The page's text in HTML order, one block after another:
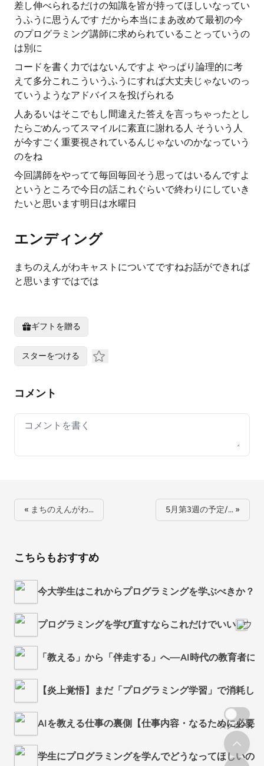
差し伸べられるだけの知識を皆が持ってほしいなってい
うふうに思うんです だから本当にまあ改めて最初の今
のプログラミング講師に求められていることっていうの
は別に
コードを書く力ではないんですよ やっぱり論理的に考
えて多分これこういうふうにすれば大丈夫じゃないのっ
ていうようなアドバイスを投げられる
人あるいはそこでもし間違えた答えを言っちゃったとし
たらごめんってスマイルに素直に謝れる人 そういう人
が今すごく重要視されているんじゃないのかなっていう
のをね
今回講師をやってて毎回毎回そう思ってはいるんですよ
というところで今日の話これぐらいで終わりにしていき
たいと思います明日は水曜日
エンディング
まちのえんがわキャストについてですねお話ができれば
と思いますではでは
ギフトを贈る
スターをつける
コメント
Your comment
« まちのえんがわ… 5月第3週の予定/… »
こちらもおすすめ
今大学生はこれからプログラミングを学ぶべきか？
プログラミングを学び直すならこれだけでいい ウミ
「教える」から「伴走する」へ—AI時代の教育者に
【炎上覚悟】まだ「プログラミング学習」で消耗し
AIを教える仕事の裏側【仕事内容・なるために必要
学生にプログラミングを学んでどうなってほしいのか
スクロール